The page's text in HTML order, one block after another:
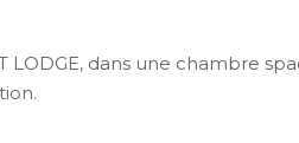
LODGE, dans une chambre